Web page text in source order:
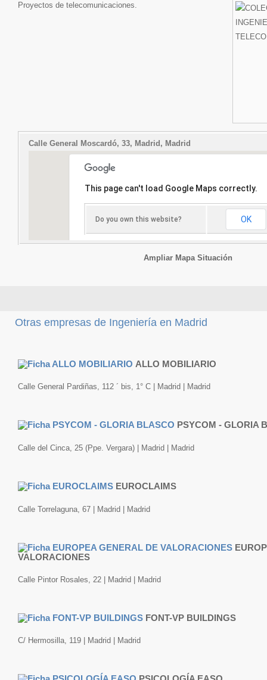
Proyectos de telecomunicaciones.
Calle General Moscardó, 33, Madrid, Madrid
This page can't load Google Maps correctly.
Do you own this website? OK
Ampliar Mapa Situación
Otras empresas de Ingeniería en Madrid
ALLO MOBILIARIO
Calle General Pardiñas, 112 ´ bis, 1° C | Madrid | Madrid
PSYCOM - GLORIA
Calle del Cinca, 25 (Ppe. Vergara) | Madrid | Madrid
EUROCLAIMS
Calle Torrelaguna, 67 | Madrid | Madrid
VALORACIONES
Calle Pintor Rosales, 22 | Madrid | Madrid
FONT-VP BUILDINGS
C/ Hermosilla, 119 | Madrid | Madrid